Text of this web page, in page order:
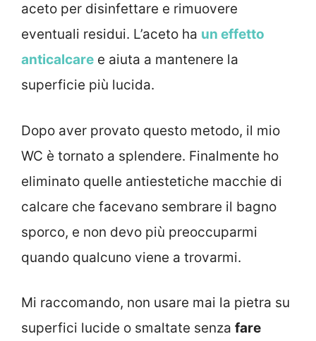
aceto per disinfettare e rimuovere
eventuali residui. L’aceto ha un effetto
anticalcare e aiuta a mantenere la
superficie più lucida.
Dopo aver provato questo metodo, il mio
WC è tornato a splendere. Finalmente ho
eliminato quelle antiestetiche macchie di
calcare che facevano sembrare il bagno
sporco, e non devo più preoccuparmi
quando qualcuno viene a trovarmi.
Mi raccomando, non usare mai la pietra su
superfici lucide o smaltate senza fare